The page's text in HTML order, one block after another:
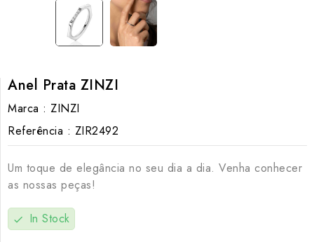
Anel Prata ZINZI
Marca : ZINZI
Referência : ZIR2492
Um toque de elegância no seu dia a dia. Venha conhecer
as nossas peças!
check In Stock